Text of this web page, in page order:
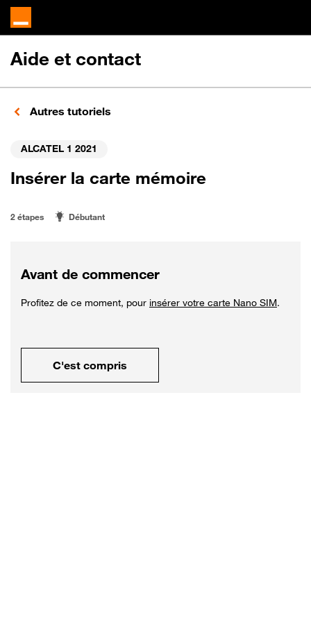
Aide et contact
Autres tutoriels
ALCATEL 1 2021
Insérer la carte mémoire
2 étapes Débutant
Avant de commencer
Profitez de ce moment, pour insérer votre carte Nano SIM.
C'est compris